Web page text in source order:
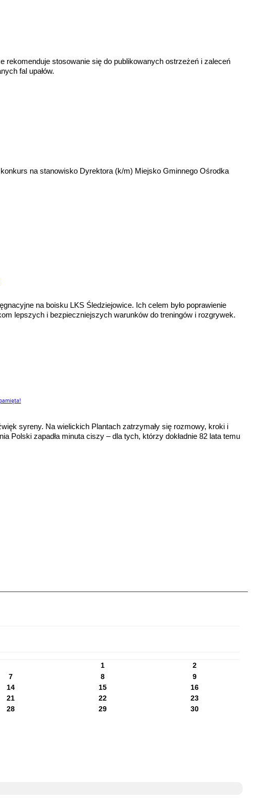
rekomenduje stosowanie się do publikowanych ostrzeżeń i zaleceń
fal upałów.
na stanowisko Dyrektora (k/m) Miejsko Gminnego Ośrodka
na boisku LKS Śledziejowice. Ich celem było poprawienie
lepszych i bezpieczniejszych warunków do treningów i rozgrywek.
syreny. Na wielickich Plantach zatrzymały się rozmowy, kroki i
Polski zapadła minuta ciszy – dla tych, którzy dokładnie 82 lata temu
1
2
7 8
9
14 15
16
21 22
23
28 29
30